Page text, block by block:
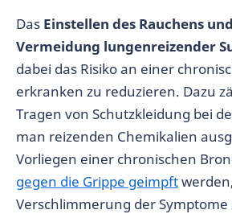
Das Einstellen des Rauchens
Vermeidung lungenreizender
dabei das Risiko an einer
erkranken zu reduzieren. Dazu
Tragen von Schutzkleidung bei
man reizenden Chemikalien
Vorliegen einer chronischen
gegen die Grippe geimpft
Verschlimmerung der